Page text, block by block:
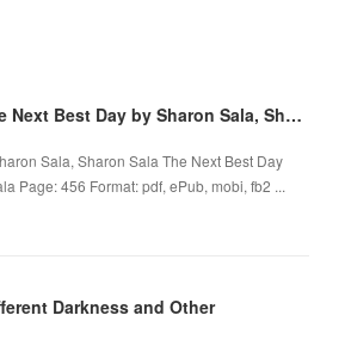
{pdf download} The Next Best Day by Sharon Sala, Sharon Sala
Sala, Sharon Sala The Next Best Day
Page: 456 Format: pdf, ePub, mobi, fb2 ...
Darkness and Other